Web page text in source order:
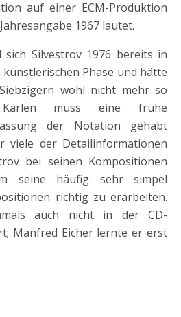
auf einer ECM-Produktion
1967 lautet.
sich Silvestrov 1976 bereits in
Phase und hätte
wohl nicht mehr so
muss eine frühe
der Notation gehabt
viele der Detailinformationen
bei seinen Kompositionen
seine häufig sehr simpel
richtig zu erarbeiten.
auch nicht in der CD-
Manfred Eicher lernte er erst